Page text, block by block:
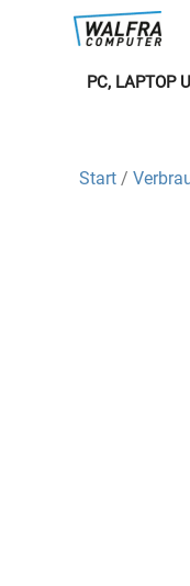
PC, LAPTOP
Start /